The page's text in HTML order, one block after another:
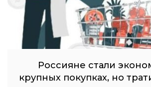
Россияне стали
крупных покупках, но